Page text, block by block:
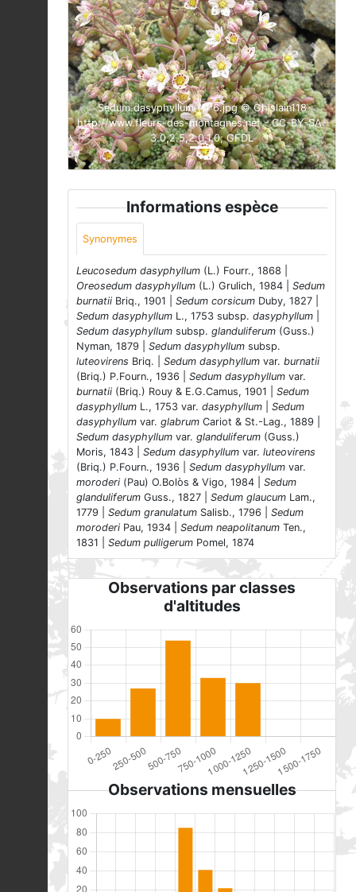
Sedum dasyphyllum (1) 6.jpg © Ghislain118
http://www.fleurs-des-montagnes.net - CC-BY-SA-
3.0,2.5,2.0,1.0; GFDL
Previous Next
Informations espèce
Synonymes
Leucosedum dasyphyllum (L.) Fourr., 1868 |
Oreosedum dasyphyllum (L.) Grulich, 1984 | Sedum
burnatii Briq., 1901 | Sedum corsicum Duby, 1827 |
Sedum dasyphyllum L., 1753 subsp. dasyphyllum
Sedum dasyphyllum subsp. glanduliferum (Guss.)
Nyman, 1879 | Sedum dasyphyllum subsp.
luteovirens Briq. | Sedum dasyphyllum var. burnatii
(Briq.) P.Fourn., 1936 | Sedum dasyphyllum var.
burnatii (Briq.) Rouy & E.G.Camus, 1901 | Sedum
dasyphyllum L., 1753 var. dasyphyllum
Sedum
dasyphyllum var. glabrum Cariot & St.-Lag., 1889 |
Sedum dasyphyllum var. glanduliferum (Guss.)
Moris, 1843 | Sedum dasyphyllum var. luteovirens
(Briq.) P.Fourn., 1936 | Sedum dasyphyllum var.
moroderi (Pau) O.Bolòs & Vigo, 1984 | Sedum
glanduliferum Guss., 1827 | Sedum glaucum Lam.,
1779 | Sedum granulatum Salisb., 1796 | Sedum
moroderi Pau, 1934 | Sedum neapolitanum Ten.,
1831 | Sedum pulligerum Pomel, 1874
Observations par classes
d'altitudes
Observations mensuelles